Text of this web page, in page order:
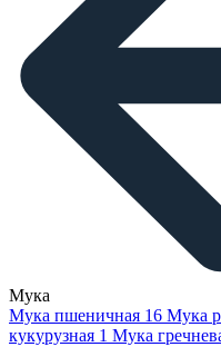
Мука
Мука пшеничная 16 Мука
кукурузная 1 Мука